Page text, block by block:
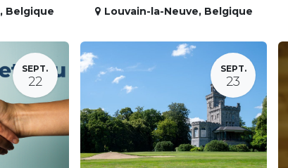
, Belgique Louvain-la-Neuve, Belgique
SEPT.
22
SEPT.
23